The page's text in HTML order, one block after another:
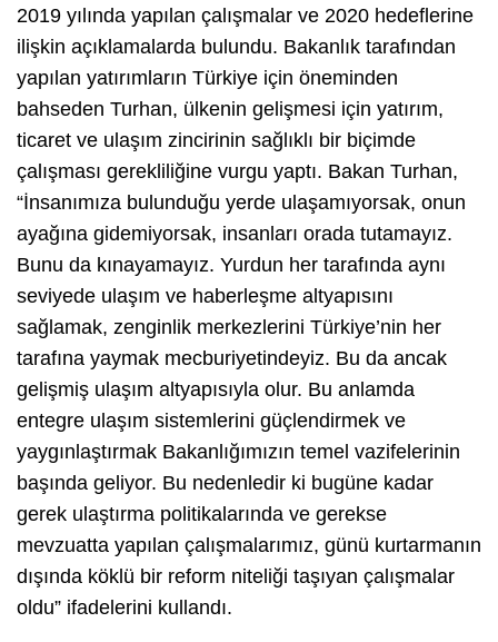
2019 yılında yapılan çalışmalar ve 2020 hedeflerine
ilişkin açıklamalarda bulundu. Bakanlık tarafından
yapılan yatırımların Türkiye için öneminden
bahseden Turhan, ülkenin gelişmesi için yatırım,
ticaret ve ulaşım zincirinin sağlıklı bir biçimde
çalışması gerekliliğine vurgu yaptı. Bakan Turhan,
“İnsanımıza bulunduğu yerde ulaşamıyorsak, onun
ayağına gidemiyorsak, insanları orada tutamayız.
Bunu da kınayamayız. Yurdun her tarafında aynı
seviyede ulaşım ve haberleşme altyapısını
sağlamak, zenginlik merkezlerini Türkiye’nin her
tarafına yaymak mecburiyetindeyiz. Bu da ancak
gelişmiş ulaşım altyapısıyla olur. Bu anlamda
entegre ulaşım sistemlerini güçlendirmek ve
yaygınlaştırmak Bakanlığımızın temel vazifelerinin
başında geliyor. Bu nedenledir ki bugüne kadar
gerek ulaştırma politikalarında ve gerekse
mevzuatta yapılan çalışmalarımız, günü kurtarmanın
dışında köklü bir reform niteliği taşıyan çalışmalar
oldu” ifadelerini kullandı.